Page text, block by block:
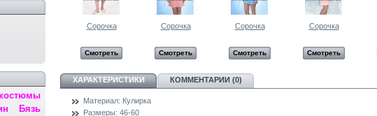
Бязь
Сорочка
Смотреть
Сорочка
Смотреть
Сорочка
Смотреть
Сорочка
Смотреть
ХАРАКТЕРИСТИКИ КОММЕНТАРИИ (0)
Материал: Кулирка
Размеры: 46-60